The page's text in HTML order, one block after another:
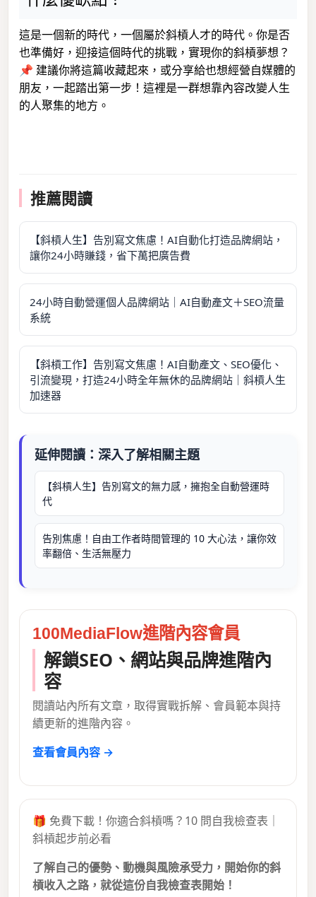
這是一個新的時代，一個屬於斜槓人才的時代。你是否
也準備好，迎接這個時代的挑戰，實現你的斜槓夢想？
📌 建議你將這篇收藏起來，或分享給也想經營自媒體的
朋友，一起踏出第一步！這裡是一群想靠內容改變人生
的人聚集的地方。
推薦閱讀
【斜槓人生】告別寫文焦慮！AI自動化打造品牌網站，
讓你24小時賺錢，省下萬把廣告費
24小時自動營運個人品牌網站｜AI自動產文＋SEO流量
系統
【斜槓工作】告別寫文焦慮！AI自動產文、SEO優化、
引流變現，打造24小時全年無休的品牌網站｜斜槓人生
加速器
延伸閱讀：深入了解相關主題
【斜槓人生】告別寫文的無力感，擁抱全自動營運時
代
告別焦慮！自由工作者時間管理的 10 大心法，讓你效
率翻倍、生活無壓力
100MediaFlow進階內容會員
解鎖SEO、網站與品牌進階內
容
閱讀站內所有文章，取得實戰拆解、會員範本與持
續更新的進階內容。
查看會員內容 →
🎁 免費下載！你適合斜槓嗎？10 問自我檢查表｜
斜槓起步前必看
了解自己的優勢、動機與風險承受力，開始你的斜
槓收入之路，就從這份自我檢查表開始！